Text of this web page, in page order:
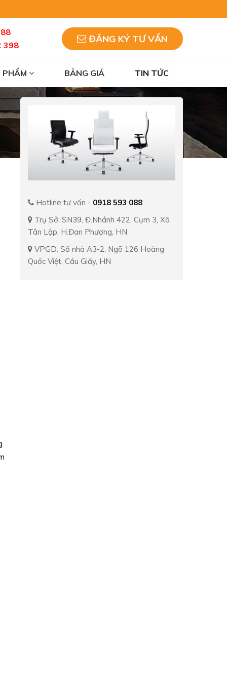
398
ĐĂNG KÝ TƯ VẤN
PHẨM BẢNG GIÁ TIN TỨC
Hotline tư vấn - 0918 593 088
Trụ Sở: SN39, Đ.Nhánh 422, Cụm 3, Xã
Tân Lập, H.Đan Phượng, HN
VPGD: Số nhà A3-2, Ngõ 126 Hoàng
Quốc Việt, Cầu Giấy, HN